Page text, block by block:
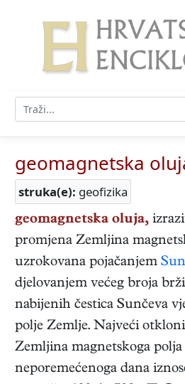
geomagnetska
struka(e): geofizika
geomagnetska oluja,
promjena Zemljina
uzrokovana pojačanjem
djelovanjem većeg broja
nabijenih čestica Sunčeva
polje Zemlje. Najveći
Zemljina magnetskoga
neporemećenoga dana